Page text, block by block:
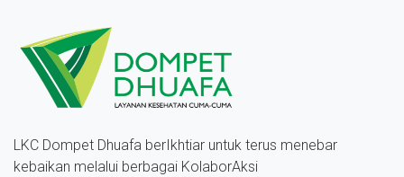
LKC Dompet Dhuafa berIkhtiar untuk terus menebar
kebaikan melalui berbagai KolaborAksi